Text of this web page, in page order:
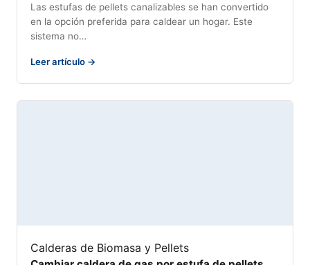
Las estufas de pellets canalizables se han convertido
en la opción preferida para caldear un hogar. Este
sistema no…
Leer artículo →
Calderas de Biomasa y Pellets